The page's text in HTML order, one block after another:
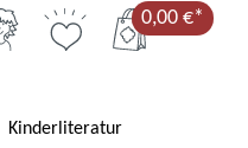
0,00 €*
Kinderliteratur